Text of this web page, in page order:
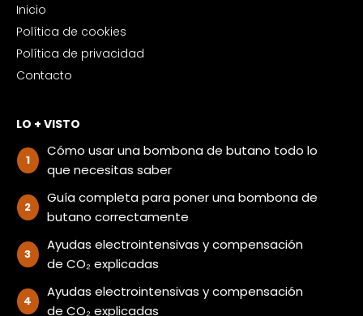
Inicio
Política de cookies
Política de privacidad
Contacto
LO + VISTO
Cómo usar una bombona de butano todo lo
que necesitas saber
Guía completa para poner una bombona de
butano correctamente
Ayudas electrointensivas y compensación
de CO₂ explicadas
Ayudas electrointensivas y compensación
de CO₂ explicadas